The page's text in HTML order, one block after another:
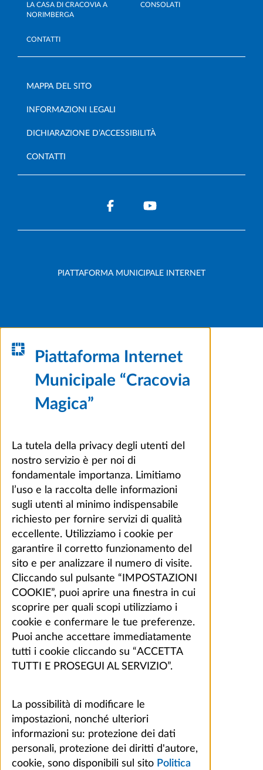
LA CASA DI CRACOVIA A
NORIMBERGA
CONSOLATI
CONTATTI
MAPPA DEL SITO
INFORMAZIONI LEGALI
DICHIARAZIONE D’ACCESSIBILITÀ
CONTATTI
PIATTAFORMA MUNICIPALE INTERNET
Piattaforma Internet
Municipale “Cracovia
Magica”
La tutela della privacy degli utenti del
nostro servizio è per noi di
fondamentale importanza. Limitiamo
l’uso e la raccolta delle informazioni
sugli utenti al minimo indispensabile
richiesto per fornire servizi di qualità
eccellente. Utilizziamo i cookie per
garantire il corretto funzionamento del
sito e per analizzare il numero di visite.
Cliccando sul pulsante “IMPOSTAZIONI
COOKIE”, puoi aprire una finestra in cui
scoprire per quali scopi utilizziamo i
cookie e confermare le tue preferenze.
Puoi anche accettare immediatamente
tutti i cookie cliccando su “ACCETTA
TUTTI E PROSEGUI AL SERVIZIO”.
La possibilità di modificare le
impostazioni, nonché ulteriori
informazioni su: protezione dei dati
personali, protezione dei diritti d'autore,
cookie, sono disponibili sul sito Politica